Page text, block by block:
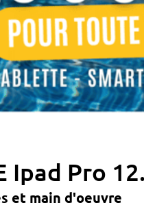
Pro
et main d'oeuvre